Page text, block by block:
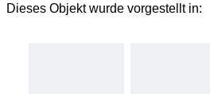
Dieses Objekt wurde vorgestellt in: